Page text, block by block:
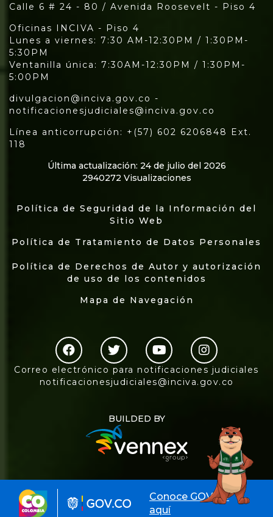
Calle 6 # 24 - 80 / Avenida Roosevelt - Piso 4
Oficinas INCIVA - Piso 4
Lunes a viernes: 7:30 AM-12:30PM / 1:30PM-
5:30PM
Ventanilla única: 7:30AM-12:30PM / 1:30PM-
5:00PM
divulgacion@inciva.gov.co -
notificacionesjudiciales@inciva.gov.co
Línea anticorrupción: +(57) 602 6206848 Ext.
118
Última actualización: 24 de julio del 2026
2940272 Visualizaciones
Política de Seguridad de la Información del
Sitio Web
Política de Tratamiento de Datos Personales
Política de Derechos de Autor y autorización
de uso de los contenidos
Mapa de Navegación
Correo electrónico para notificaciones judiciales
notificacionesjudiciales@inciva.gov.co
BUILDED BY
Conoce GOV.CO
aquí